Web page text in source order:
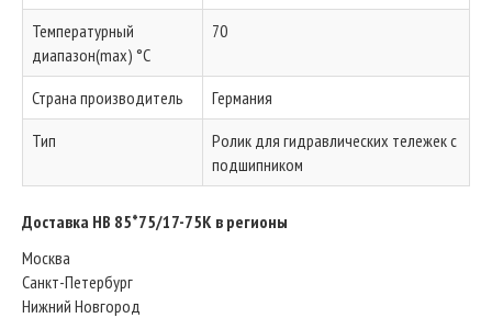
Температурный
диапазон(max) °C
70
Страна производитель
Германия
Тип
Ролик для гидравлических тележек с
подшипником
Доставка HB 85*75/17-75K в регионы
Москва
Санкт-Петербург
Нижний Новгород